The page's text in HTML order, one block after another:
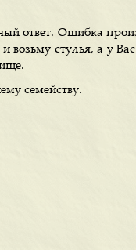
ответ. Ошибка
стулья, а у
семейству.